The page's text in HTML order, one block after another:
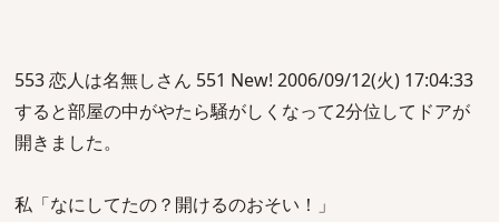
553 恋人は名無しさん 551 New! 2006/09/12(火) 17:04:33
すると部屋の中がやたら騒がしくなって2分位してドアが
開きました。
私「なにしてたの？開けるのおそい！」